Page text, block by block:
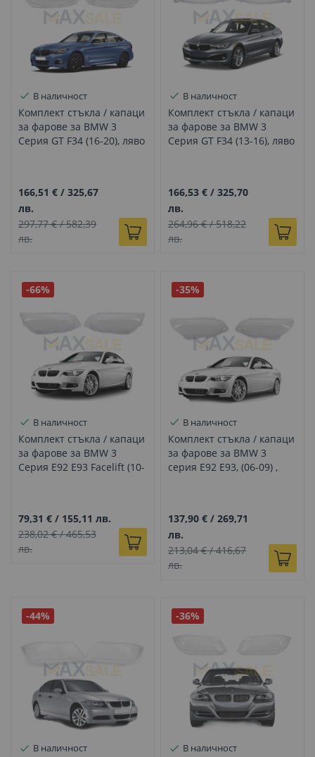
В наличност
Комплект стъкла / капаци
за фарове за BMW 3
Серия GT F34 (16-20), ляво
166,51 € / 325,67
лв.
297,77 €/582,39
лв.
В наличност
Комплект стъкла / капаци
за фарове за BMW 3
Серия GT F34 (13-16), ляво
166,53 € /325,70
лв.
264,96 €/518,22
лв.
-66%
В наличност
Комплект стъкла / капаци
за фарове за BMW 3
Серия E92 E93 Facelift (10-
79,31 € / 155,11 лв.
238,02 €/465,53
лв.
-35%
В наличност
Комплект стъкла / капаци
за фарове за BMW 3
серия E92 Е93, (06-09) ,
137,90 € /269,71
лв.
213,04 €/416,67
лв.
-44%
В наличност
-36%
В наличност